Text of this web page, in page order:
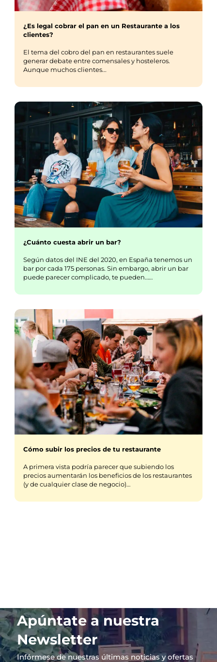
¿Es legal cobrar el pan en un Restaurante a los
clientes?
El tema del cobro del pan en restaurantes suele
generar debate entre comensales y hosteleros.
Aunque muchos clientes...
¿Cuánto cuesta abrir un bar?
Según datos del INE del 2020, en España tenemos un
bar por cada 175 personas. Sin embargo, abrir un bar
puede parecer complicado, te pueden……
Cómo subir los precios de tu restaurante
A primera vista podría parecer que subiendo los
precios aumentarán los beneficios de los restaurantes
(y de cualquier clase de negocio)…
Apúntate a nuestra
Newsletter
Infórmese de nuestras últimas noticias y ofertas